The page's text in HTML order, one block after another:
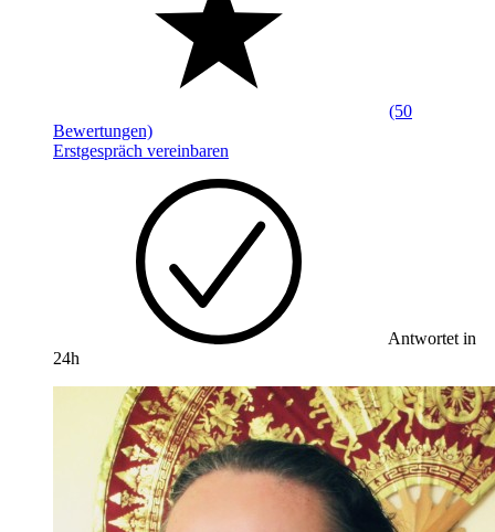
(50
Bewertungen)
Erstgespräch vereinbaren
Antwortet in
24h